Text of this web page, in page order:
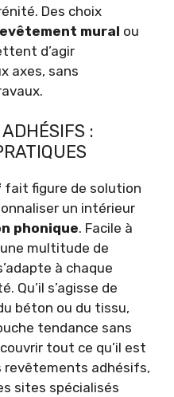
Des choix
mural ou
d’agir
axes, sans
:
fait figure de solution
un intérieur
phonique. Facile à
multitude de
à chaque
Qu’il s’agisse de
béton ou du tissu,
tendance sans
tout ce qu’il est
revêtements adhésifs,
sites spécialisés